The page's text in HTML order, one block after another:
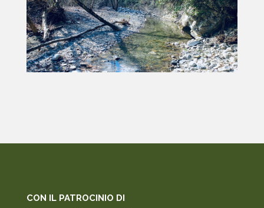
CON IL PATROCINIO DI